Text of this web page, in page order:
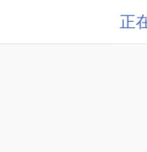
正